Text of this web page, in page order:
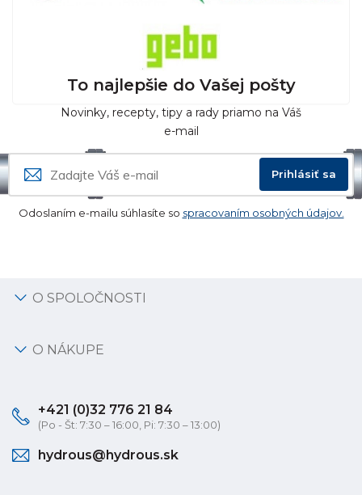
To najlepšie do Vašej pošty
Novinky, recepty, tipy a rady priamo na Váš
e-mail
Prihlásiť sa
Odoslaním e-mailu súhlasíte so spracovaním osobných údajov.
O SPOLOČNOSTI
O NÁKUPE
+421 (0)32 776 21 84
(Po - Št: 7:30 – 16:00, Pi: 7:30 – 13:00)
hydrous@hydrous.sk